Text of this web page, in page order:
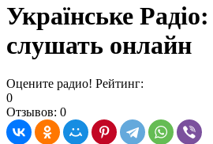
Українське
слушать онлайн
Оцените радио! Рейтинг:
0
Отзывов: 0